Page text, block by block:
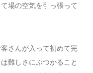
場の空気を引っ張って
さんが入って初めて完
難しさにぶつかること